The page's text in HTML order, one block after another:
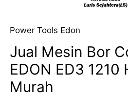
Power Tools Edon
Jual Mesin Bor
EDON ED3 1210
Murah